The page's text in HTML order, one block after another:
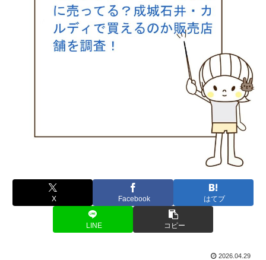
X Facebook はてブ
LINE コピー
2026.04.29